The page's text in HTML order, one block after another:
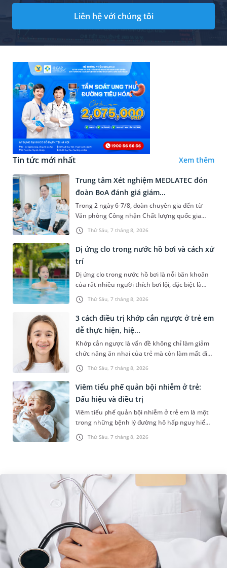
Liên hệ với chúng tôi
Tin tức mới nhất Xem thêm
Thứ Sáu, 7 tháng 8, 2026
Trung tâm Xét nghiệm MEDLATEC đón
đoàn BoA đánh giá giám...
Trong 2 ngày 6-7/8, đoàn chuyên gia đến từ
Văn phòng Công nhận Chất lượng quốc gia
(BoA) đã ghi nhận và đánh giá cao nỗ lực duy trì
hệ thống quản lý chất lượ...
Thứ Sáu, 7 tháng 8, 2026
Dị ứng clo trong nước hồ bơi và cách xử
trí
Dị ứng clo trong nước hồ bơi là nỗi băn khoăn
của rất nhiều người thích bơi lội, đặc biệt là
những trường hợp thường xuyên bơi ở những
hồ bơi nhân tạo. Bài v...
Thứ Sáu, 7 tháng 8, 2026
3 cách điều trị khớp cắn ngược ở trẻ em
dễ thực hiện, hiệ...
Khớp cắn ngược là vấn đề không chỉ làm giảm
chức năng ăn nhai của trẻ mà còn làm mất đi
sự cân đối của khuôn mặt. Do đó, cần khắc
phục sớm tình trạng này để...
Thứ Sáu, 7 tháng 8, 2026
Viêm tiểu phế quản bội nhiễm ở trẻ:
Dấu hiệu và điều trị
Viêm tiểu phế quản bội nhiễm ở trẻ em là một
trong những bệnh lý đường hô hấp nguy hiểm,
thường bùng phát vào thời điểm giao mùa. Khi
những tổn thương ban đầ...